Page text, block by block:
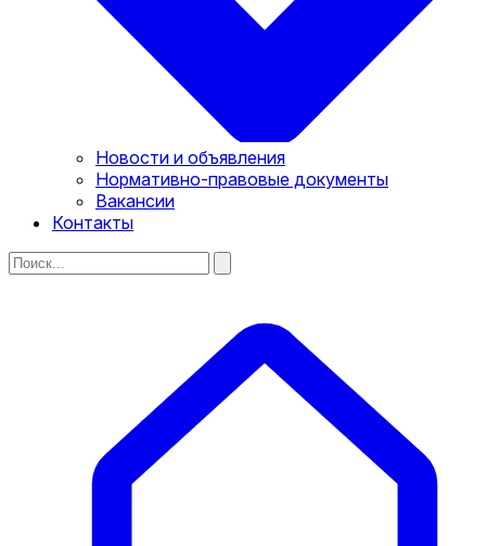
Новости и объявления
Нормативно-правовые документы
Вакансии
Контакты